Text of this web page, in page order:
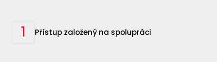
Přístup založený na spolupráci